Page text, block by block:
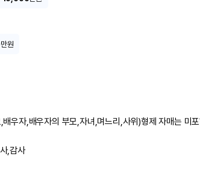
만원
우자,배우자의 부모,자녀,며느리,사위)형제 자매는 미
,감사